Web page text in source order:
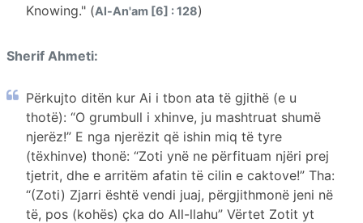
Knowing." (Al-An'am [6] : 128)
Sherif Ahmeti:
Përkujto ditën kur Ai i tbon ata të gjithë (e u
thotë): “O grumbull i xhinve, ju mashtruat shumë
njerëz!” E nga njerëzit që ishin miq të tyre
(tëxhinve) thonë: “Zoti ynë ne përfituam njëri prej
tjetrit, dhe e arritëm afatin të cilin e caktove!” Tha:
“(Zoti) Zjarri është vendi juaj, përgjithmonë jeni në
të, pos (kohës) çka do All-llahu” Vërtet Zotit yt